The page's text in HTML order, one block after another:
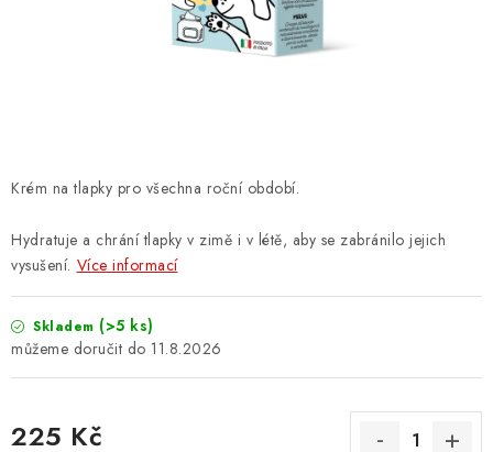
REGISTROVAT
Jak vyměnit či vrátit zboží
Obchodní podmínky
Doprava a platba
Krém na tlapky pro všechna roční období.
Hydratuje a chrání tlapky v zimě i v létě, aby se zabránilo jejich
vysušení. Více informací
Skladem (>5 ks)
11.8.2026
225 Kč